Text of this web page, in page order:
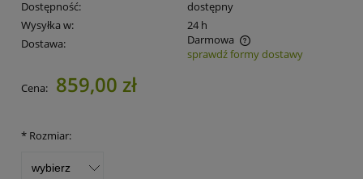
Dostępność:
dostępny
Wysyłka w:
24 h
Dostawa:
Darmowa
Cena nie zawiera ewentualnych kosztów płatności
sprawdź formy dostawy
Cena: 859,00 zł
* Rozmiar: